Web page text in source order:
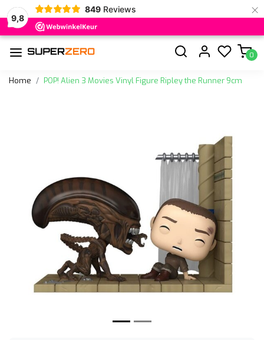
9,8
849 Reviews ×
0
Home POP! Alien 3 Movies Vinyl Figure Ripley the Runner 9cm
Vorige